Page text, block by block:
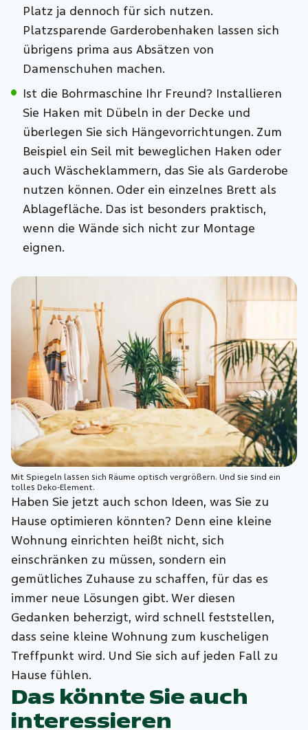
Platz ja dennoch für sich nutzen.
Platzsparende Garderobenhaken lassen sich
übrigens prima aus Absätzen von
Damenschuhen machen.
Ist die Bohrmaschine Ihr Freund? Installieren
Sie Haken mit Dübeln in der Decke und
überlegen Sie sich Hängevorrichtungen. Zum
Beispiel ein Seil mit beweglichen Haken oder
auch Wäscheklammern, das Sie als Garderobe
nutzen können. Oder ein einzelnes Brett als
Ablagefläche. Das ist besonders praktisch,
wenn die Wände sich nicht zur Montage
eignen.
Mit Spiegeln lassen sich Räume optisch vergrößern. Und sie sind ein
tolles Deko-Element.
Haben Sie jetzt auch schon Ideen, was Sie zu
Hause optimieren könnten? Denn eine kleine
Wohnung einrichten heißt nicht, sich
einschränken zu müssen, sondern ein
gemütliches Zuhause zu schaffen, für das es
immer neue Lösungen gibt. Wer diesen
Gedanken beherzigt, wird schnell feststellen,
dass seine kleine Wohnung zum kuscheligen
Treffpunkt wird. Und Sie sich auf jeden Fall zu
Hause fühlen.
Das könnte Sie auch
interessieren